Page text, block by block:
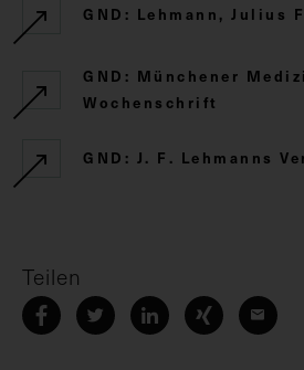
GND: Lehmann, Julius
GND: Münchener
Wochenschrift
GND: J. F. Lehmanns
Teilen